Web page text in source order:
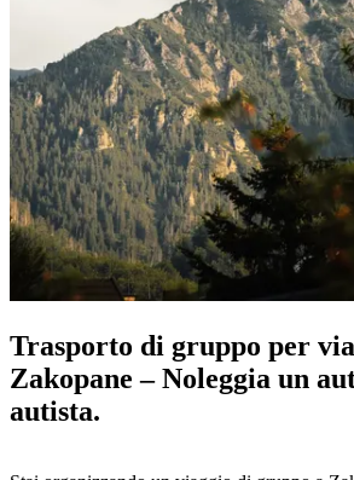
Trasporto di gruppo per
Zakopane – Noleggia un
autista.